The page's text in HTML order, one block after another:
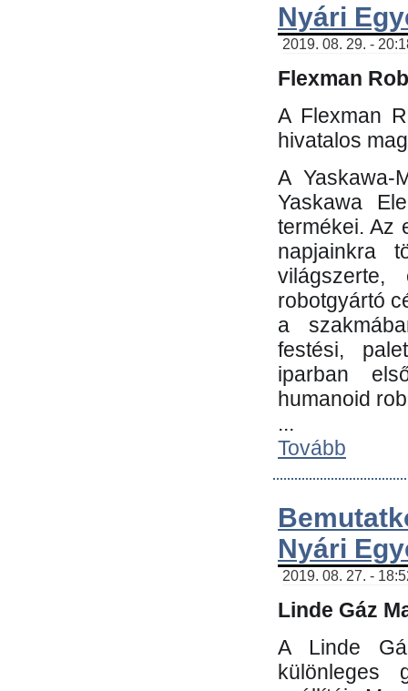
Nyári
2019. 08. 29. -
Flexman
A Flexman
hivatalos
A Yaskawa-
Yaskawa
termékei. Az
napjainkra
robotgyártó
a
festési,
iparban
humanoid
...
Tovább
Nyári
2019. 08. 27. -
Linde Gáz
A Linde
különleges